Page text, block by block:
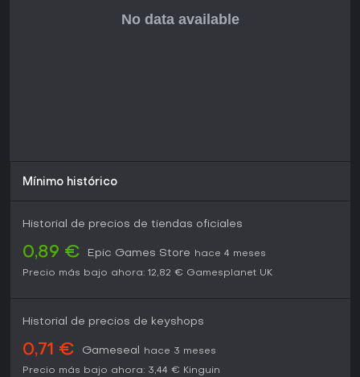
veteranos. Si disfrutas juegos que te exprimen sin darte la
Mínimo histórico
Historial de precios de tiendas oficiales
0,89 € Epic Games Store
hace 4 meses
Precio más bajo ahora: 12,82 € Gamesplanet UK
Historial de precios de keyshops
0,71 € Gameseal
hace 3 meses
Precio más bajo ahora: 3,44 € Kinguin